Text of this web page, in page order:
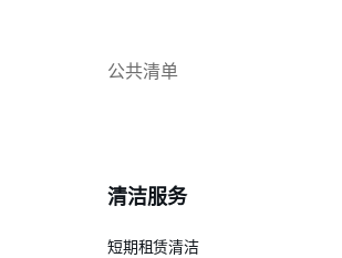
公共清单
清洁服务
短期租赁清洁